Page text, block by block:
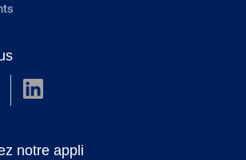
notre appli